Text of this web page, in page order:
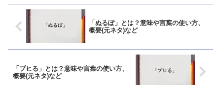
「ぬるぽ」とは？意味や言葉の使い方、
概要(元ネタ)など
「ブヒる」とは？意味や言葉の使い方、
概要(元ネタ)など